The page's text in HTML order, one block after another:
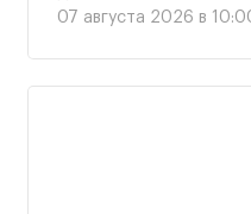
07 августа 2026 в